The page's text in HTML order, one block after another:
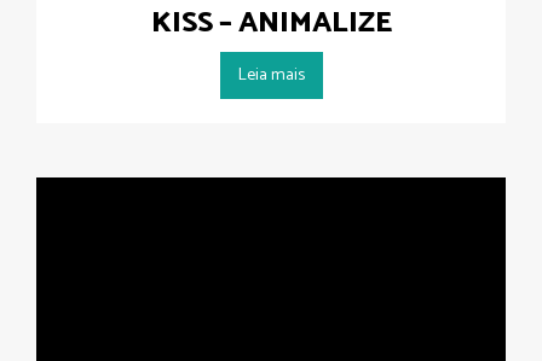
KISS – ANIMALIZE
Leia mais